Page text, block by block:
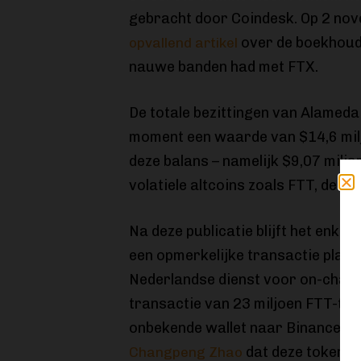
gebracht door Coindesk. Op 2
opvallend artikel over de
nauwe banden had met FTX.
De totale bezittingen van
moment een waarde van $14,6
deze balans – namelijk $9,07
volatiele altcoins zoals FTT, de
Na deze publicatie blijft het
een opmerkelijke transactie
Nederlandse dienst voor on-
transactie van 23 miljoen FTT-
onbekende wallet naar Binance.
Changpeng Zhao dat deze tokens